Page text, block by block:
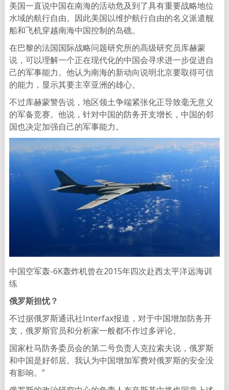
美国一直说中国在南海的活动危及到了具有重要战略地位
水域的航行自由。因此美国以维护航行自由的名义派遣舰
船和飞机穿越南海中国控制的岛礁。
在巴黎的法国国际战略问题研究所的高级研究员库赫蒙
说，可以理解一个正在现代化的中国会寻求进一步促进自
己的军事能力。他认为南海的新动向说明北京要取得可信
的能力，显示其要主宰亚洲的雄心。
不过库赫蒙警告说，地区领土争端紧张化正导致毫无意义
的军备竞赛。他说，针对中国的防务开支增长，中国的邻
国也决定加强自己的军事能力。
中国空军轰-6K轰炸机曾在2015年四次赴西太平洋远海训
练
俄罗斯担忧？
不过据俄罗斯通讯社Interfax报道，对于中国增加防务开
支，俄罗斯官员和分析家一般都不作过多评论。
国家杜马防务委员会的第二号负责人克拉索夫说，俄罗斯
和中国是好邻居。我认为中国增加军费对俄罗斯的安全没
有影响。”